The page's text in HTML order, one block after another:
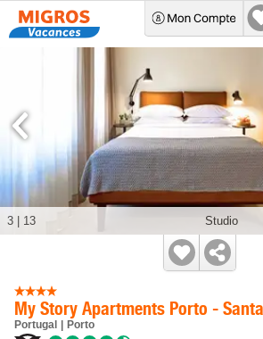
My Story Apartments Porto -
Portugal Porto
Studio
3 13